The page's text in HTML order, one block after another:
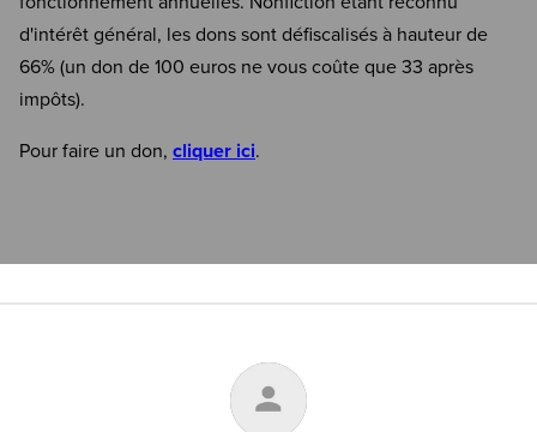
d'intérêt général, les dons sont défiscalisés à hauteur de
66% (un don de 100 euros ne vous coûte que 33 après
impôts).
Pour faire un don, cliquer ici.